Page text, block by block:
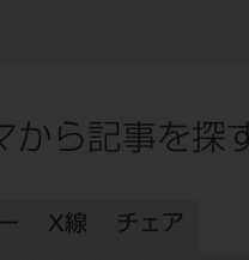
から記事を探す
X線 チェア